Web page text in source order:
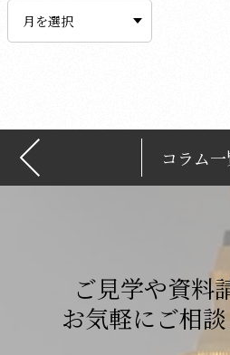
イ
コラム
ご見学や資料
お気軽にご相談